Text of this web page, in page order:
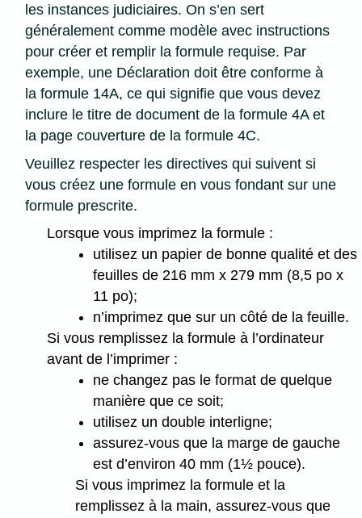
les instances judiciaires. On s’en sert
généralement comme modèle avec instructions
pour créer et remplir la formule requise. Par
exemple, une Déclaration doit être conforme à
la formule 14A, ce qui signifie que vous devez
inclure le titre de document de la formule 4A et
la page couverture de la formule 4C.
Veuillez respecter les directives qui suivent si
vous créez une formule en vous fondant sur une
formule prescrite.
Lorsque vous imprimez la formule :
utilisez un papier de bonne qualité et des
feuilles de 216 mm x 279 mm (8,5 po x
11 po);
n’imprimez que sur un côté de la feuille.
Si vous remplissez la formule à l’ordinateur
avant de l’imprimer :
ne changez pas le format de quelque
manière que ce soit;
utilisez un double interligne;
assurez-vous que la marge de gauche
est d’environ 40 mm (1½ pouce).
Si vous imprimez la formule et la
remplissez à la main, assurez-vous que